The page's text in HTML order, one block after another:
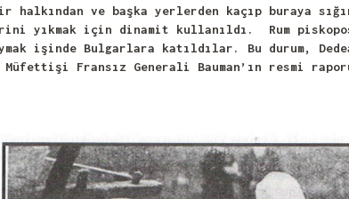
ve başka yerlerden kaçıp buraya
yıkmak için dinamit kullanıldı. Rum
işinde Bulgarlara katıldılar. Bu durum,
Müfettişi Fransız Generali Bauman’ın resmi